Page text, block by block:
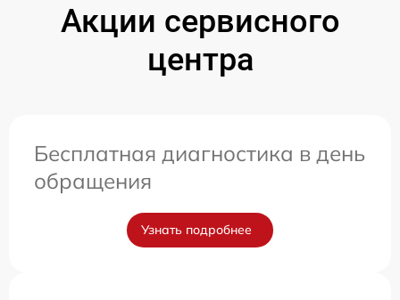
Акции сервисного
центра
Бесплатная диагностика в день
обращения
Узнать подробнее